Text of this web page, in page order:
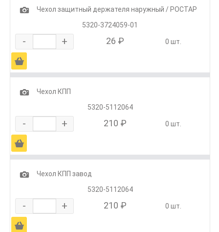
1
Чехол защитный держателя наружный / РОСТАР
5320-3724059-01
- + 26 ₽ 0 шт.
Ä
1
Чехол КПП
5320-5112064
- + 210 ₽ 0 шт.
Ä
1
Чехол КПП завод
5320-5112064
- + 210 ₽ 0 шт.
Ä